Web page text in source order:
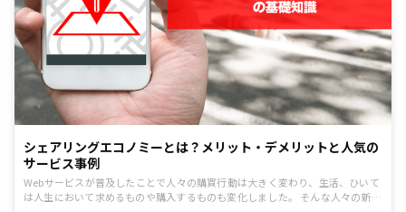
シェアリングエコノミーとは？メリット・デメリットと人気の
サービス事例
Webサービスが普及したことで人々の購買行動は大きく変わり、生活、ひいて
は人生において求めるものや購入するものも変化しました。 そんな人々の新た